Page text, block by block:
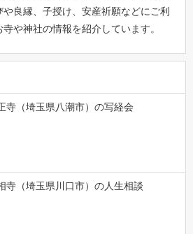
や良縁、子授け、安産祈願などにご利
や神社の情報を紹介しています。
寺（埼玉県八潮市）の写経会
寺（埼玉県川口市）の人生相談